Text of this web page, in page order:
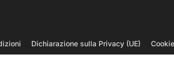
Dichiarazione sulla Privacy (UE)